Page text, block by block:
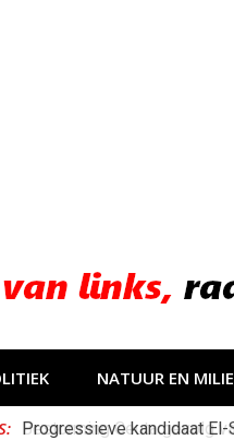
NATUUR EN
Progressieve kandidaat
Bestorming Ceuta gevolg